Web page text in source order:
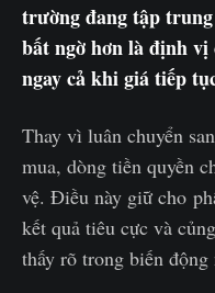
trường đang tập
bất ngờ hơn là định
ngay cả khi giá tiếp
Thay vì luân chuyển
mua, dòng tiền quyền
vệ. Điều này giữ cho
kết quả tiêu cực và
thấy rõ trong biến động